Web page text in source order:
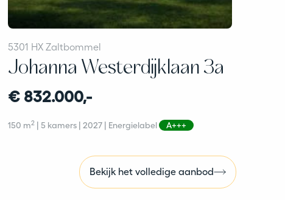
5301 HX Zaltbommel
Johanna Westerdijklaan 3a
€ 832.000,-
150 m2 | 5 kamers | 2027 | Energielabel A+++
Bekijk het volledige aanbod